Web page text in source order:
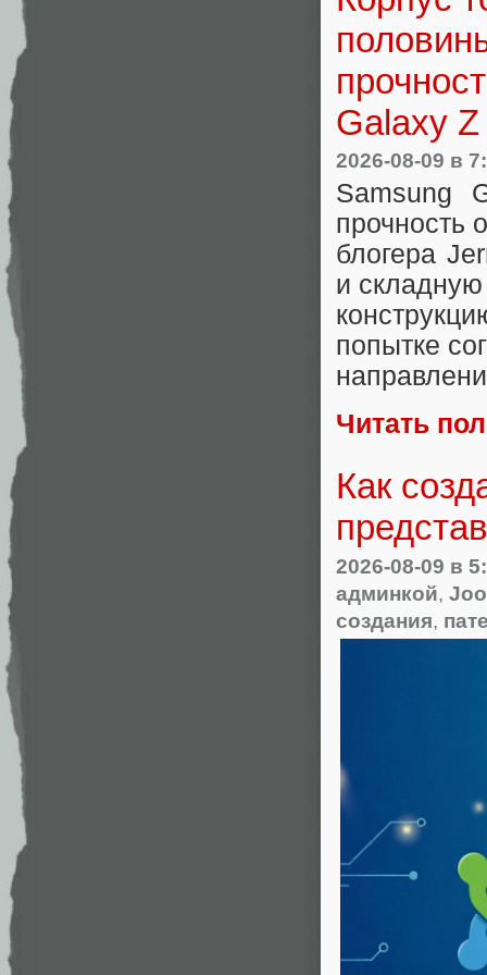
Galaxy
2026-08-09 в
Samsung
прочность
блогера
и складную
попытке
Читать
Как
2026-08-09 в
админкой,
создания,